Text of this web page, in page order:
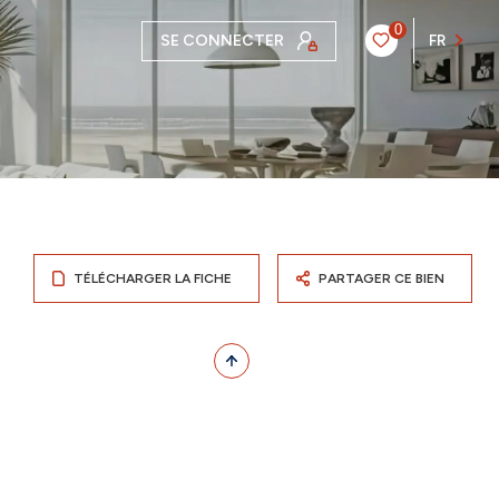
SE CONNECTER
0
FR
TÉLÉCHARGER LA FICHE PARTAGER CE BIEN